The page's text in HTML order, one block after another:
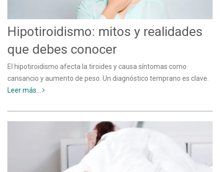
Hipotiroidismo: mitos y realidades
que debes conocer
El hipotiroidismo afecta la tiroides y causa síntomas como
cansancio y aumento de peso. Un diagnóstico temprano es clave.
Leer más...